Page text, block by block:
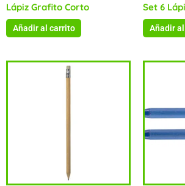
Lápiz Grafito Corto
Añadir al carrito
Set 6
Añadir